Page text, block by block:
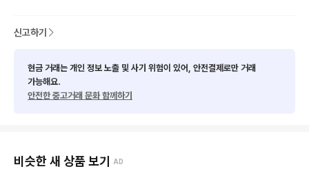
신고하기
현금 거래는 개인 정보 노출 및 사기 위험이 있어, 안전결제로만 거래
가능해요.
안전한 중고거래 문화 함께하기
비슷한 새 상품 보기 AD